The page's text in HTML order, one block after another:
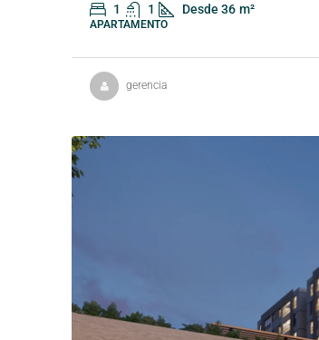
1 1 Desde 36 m²
APARTAMENTO
gerencia